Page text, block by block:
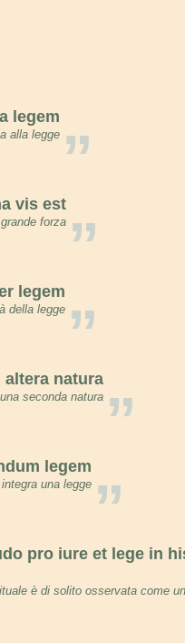
legem
”
alla legge
vis est
”
forza
legem
”
della legge
natura
”
seconda natura
legem
”
una legge
pro iure et lege in
è di solito osservata come